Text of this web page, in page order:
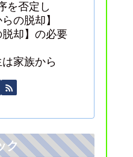
を否定し
の脱却】
脱却】の必要
家族から
ク